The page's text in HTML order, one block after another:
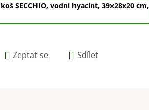
SECCHIO, vodní hyacint, 39x28x20 cm,
Zeptat se Sdílet